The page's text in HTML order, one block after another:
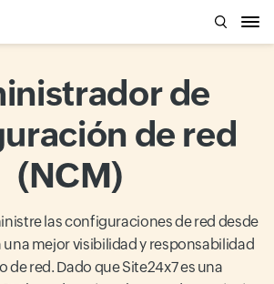
de
de red
(NCM)
las configuraciones de red desde
una mejor visibilidad y responsabilidad
de red. Dado que Site24x7 es una